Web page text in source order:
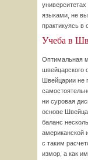
языками, не
практикуясь в
Учеба в
Оптимальная
швейцарского
Швейцарии не
ни суровая
основе
баланс
американской
с таким
измор, а как